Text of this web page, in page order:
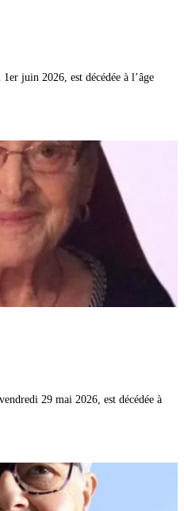
juin 2026, est décédée à l’âge
29 mai 2026, est décédée à